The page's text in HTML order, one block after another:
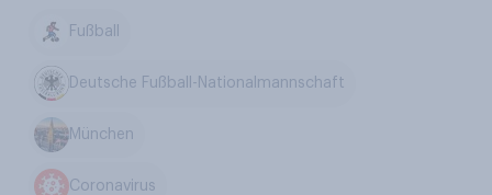
Fußball
Deutsche Fußball-Nationalmannschaft
München
Coronavirus